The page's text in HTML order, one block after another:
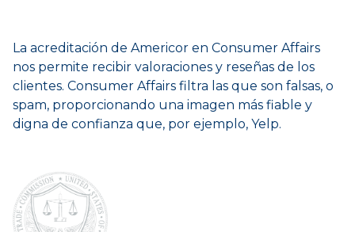
La acreditación de Americor en Consumer Affairs
nos permite recibir valoraciones y reseñas de los
clientes. Consumer Affairs filtra las que son falsas, o
spam, proporcionando una imagen más fiable y
digna de confianza que, por ejemplo, Yelp.